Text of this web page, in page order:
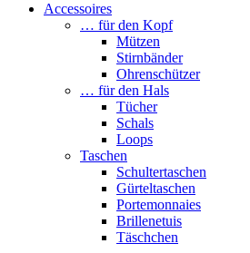
Accessoires
… für den Kopf
Mützen
Stirnbänder
Ohrenschützer
… für den Hals
Tücher
Schals
Loops
Taschen
Schultertaschen
Gürteltaschen
Portemonnaies
Brillenetuis
Täschchen